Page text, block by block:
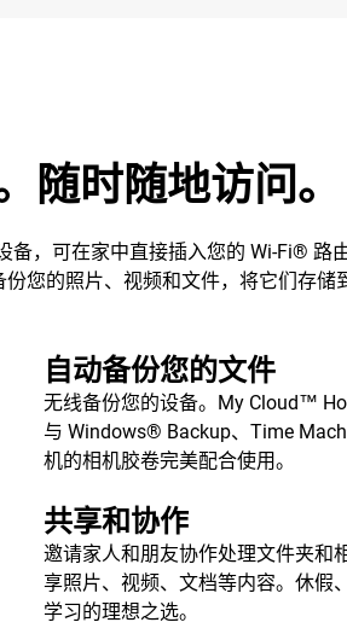
随时随地访问。
，可在家中直接插入您的 Wi-Fi® 路
您的照片、视频和文件，将它们存
自动备份您的文件
无线备份您的设备。My Cloud™
与 Windows® Backup、Time
机的相机胶卷完美配合使用。
共享和协作
邀请家人和朋友协作处理文件夹和
享照片、视频、文档等内容。休假
学习的理想之选。